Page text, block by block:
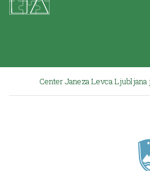
Center Janeza Levca